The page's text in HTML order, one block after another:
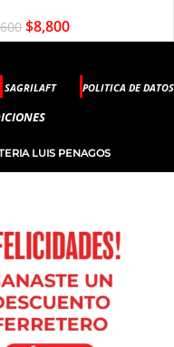
$8,800
SAGRILAFT POLITICA DE DATOS
LUIS PENAGOS